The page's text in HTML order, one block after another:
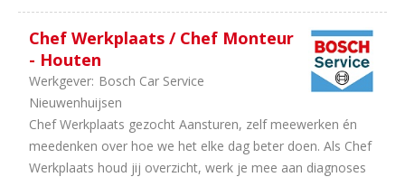
Chef Werkplaats / Chef Monteur
- Houten
Werkgever: Bosch Car Service
Nieuwenhuijsen
Chef Werkplaats gezocht Aansturen, zelf meewerken én
meedenken over hoe we het elke dag beter doen. Als Chef
Werkplaats houd jij overzicht, werk je mee aan diagnoses